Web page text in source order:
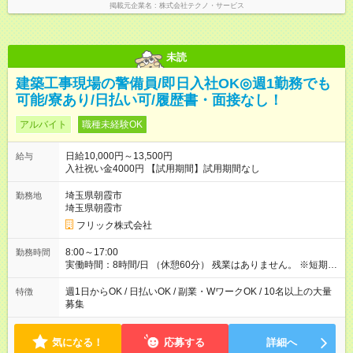
掲載元企業名 株式会社テクノ・サービス
未読
建築工事現場の警備員/即日入社OK◎週1勤務でも
可能/寮あり/日払い可/履歴書・面接なし！
アルバイト 職種未経験OK
給与
日給10,000円～13,500円
入社祝い金4000円 【試用期間】試用期間なし
勤務地
埼玉県朝霞市
埼玉県朝霞市
フリック株式会社
勤務時間
8:00～17:00
実働時間：8時間/日 （休憩60分） 残業はありません。 ※短期の
募集は行っておりません。予めご了承くださいませ。
特徴
週1日からOK / 日払いOK / 副業・WワークOK / 10名以上の大量
募集
気になる！ 応募する 詳細へ